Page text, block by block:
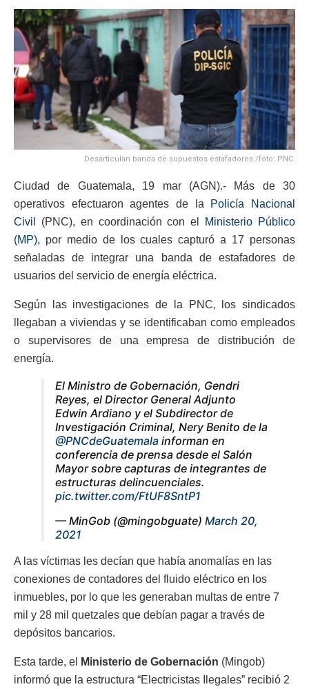
Desarticulan banda de supuestos estafadores./foto: PNC.
Ciudad de Guatemala, 19 mar (AGN).- Más de 30
operativos efectuaron agentes de la Policía Nacional
Civil
(PNC), en coordinación con el
Ministerio Público
(MP), por medio de los cuales capturó a 17 personas
señaladas de integrar una banda de estafadores de
usuarios del servicio de energía eléctrica.
Según las investigaciones de la PNC, los sindicados
llegaban a viviendas y se identificaban como empleados
o supervisores de una empresa de distribución de
energía.
El Ministro de Gobernación, Gendri
Reyes, el Director General Adjunto
Edwin Ardiano y el Subdirector de
Investigación Criminal, Nery Benito de la
@PNCdeGuatemala informan en
conferencia de prensa desde el Salón
Mayor sobre capturas de integrantes de
estructuras delincuenciales.
pic.twitter.com/FtUF8SntP1
— MinGob (@mingobguate) March 20,
2021
A las víctimas les decían que había anomalías en las
conexiones de contadores del fluido eléctrico en los
inmuebles, por lo que les generaban multas de entre 7
mil y 28 mil quetzales que debían pagar a través de
depósitos bancarios.
Esta tarde, el Ministerio de Gobernación (Mingob)
informó que la estructura “Electricistas Ilegales” recibió 2